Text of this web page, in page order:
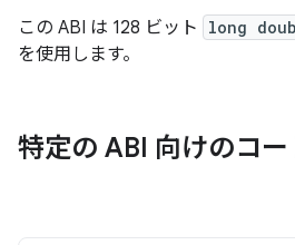
この ABI は 128 ビット
long
を使用します。
特定の ABI 向けのコ